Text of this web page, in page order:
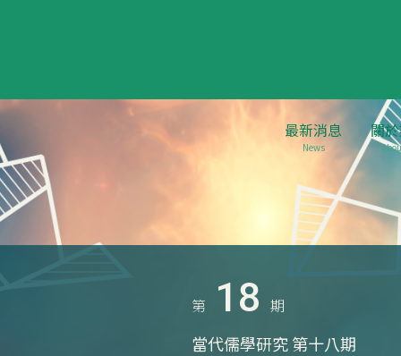
最新消息
News
關
第 18 期
當代儒學研究 第十八期